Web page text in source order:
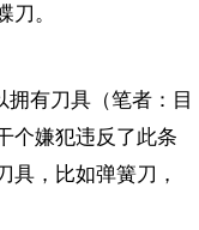
。
拥有刀具（笔者：目
个嫌犯违反了此条
具，比如弹簧刀，